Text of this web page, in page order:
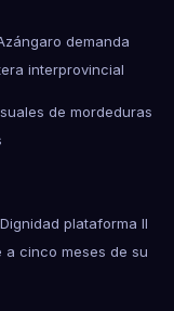
demanda
interprovincial
de mordeduras
plataforma II
cinco meses de su